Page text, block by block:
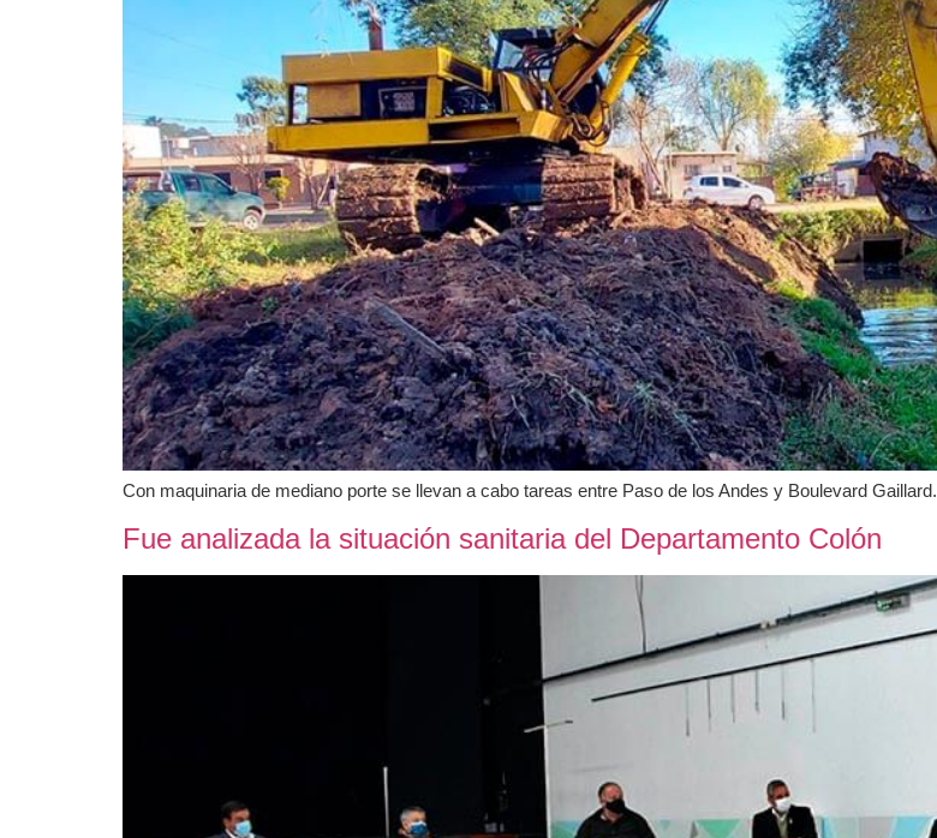
Con maquinaria de mediano porte se llevan a cabo tareas entre Paso de los Andes y Boulevard Gaillard.
Fue analizada la situación sanitaria del Departamento Colón